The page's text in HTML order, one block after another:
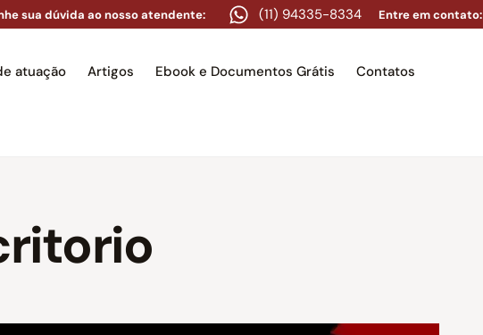
sua dúvida ao nosso atendente: (11) 94335-8334 Entre em contato:
atuação Artigos Ebook e Documentos Grátis Contatos